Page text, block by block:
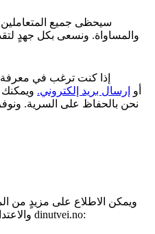
سيحظى جميع المتعاملين
والمساواة. ونسعى بكل جهدٍ
إذا كنت ترغب في معرفة
أو إرسال بريد إلكتروني. ويمكنك
نحن بالحفاظ على السرية.
ويمكن الاطلاع على مزيدٍ من
والاعتداء الجنسي على الموقع الإلكتروني dinutvei.no: